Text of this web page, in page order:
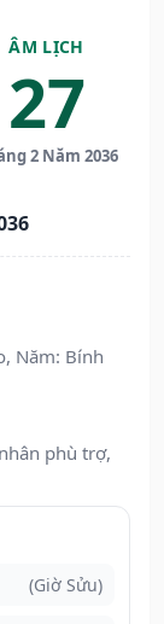
ÂM LỊCH
27
2 Năm 2036
Năm: Bính
phù trợ,
(Giờ Sửu)